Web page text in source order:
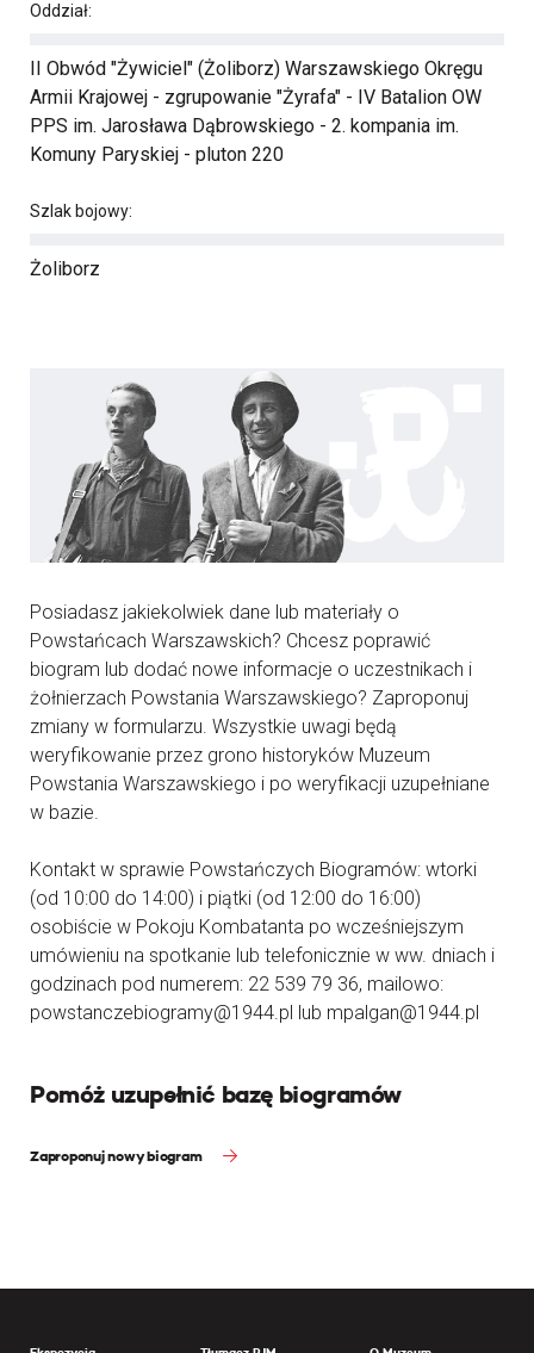
Oddział:
II Obwód "Żywiciel" (Żoliborz) Warszawskiego Okręgu
Armii Krajowej - zgrupowanie "Żyrafa" - IV Batalion OW
PPS im. Jarosława Dąbrowskiego - 2. kompania im.
Komuny Paryskiej - pluton 220
Szlak bojowy:
Żoliborz
Posiadasz jakiekolwiek dane lub materiały o
Powstańcach Warszawskich? Chcesz poprawić
biogram lub dodać nowe informacje o uczestnikach i
żołnierzach Powstania Warszawskiego? Zaproponuj
zmiany w formularzu. Wszystkie uwagi będą
weryfikowanie przez grono historyków Muzeum
Powstania Warszawskiego i po weryfikacji uzupełniane
w bazie.
Kontakt w sprawie Powstańczych Biogramów: wtorki
(od 10:00 do 14:00) i piątki (od 12:00 do 16:00)
osobiście w Pokoju Kombatanta po wcześniejszym
umówieniu na spotkanie lub telefonicznie w ww. dniach i
godzinach pod numerem: 22 539 79 36, mailowo:
powstanczebiogramy@1944.pl lub mpalgan@1944.pl
Pomóż uzupełnić bazę biogramów
Zaproponuj nowy biogram